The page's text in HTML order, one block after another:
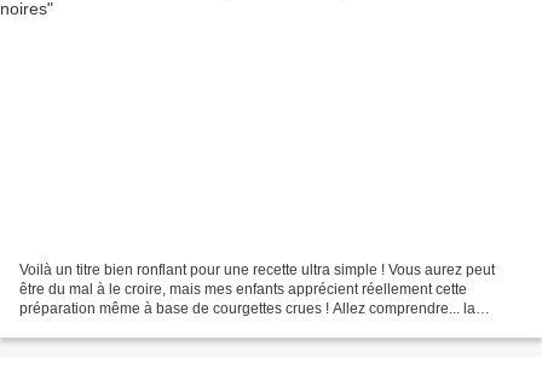
Voilà un titre bien ronflant pour une recette ultra simple ! Vous aurez peut
être du mal à le croire, mais mes enfants apprécient réellement cette
préparation même à base de courgettes crues ! Allez comprendre... la